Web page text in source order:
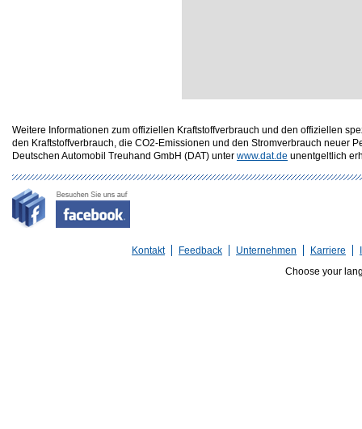
Weitere Informationen zum offiziellen Kraftstoffverbrauch und den offiziellen
den Kraftstoffverbrauch, die CO2-Emissionen und den Stromverbrauch neuer
Deutschen Automobil Treuhand GmbH (DAT) unter www.dat.de unentgeltlich
Kontakt Feedback Unternehmen Karriere
Choose your